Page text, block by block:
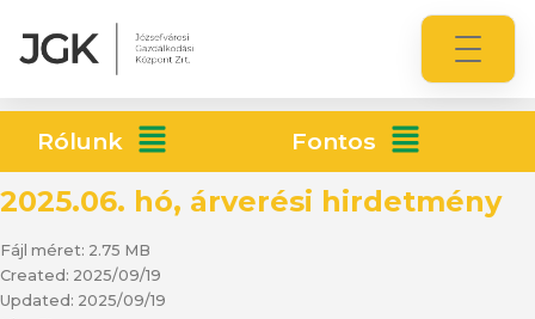
Rólunk Fontos
2025.06. hó, árverési hirdetmény
Fájl méret: 2.75 MB
Created: 2025/09/19
Updated: 2025/09/19